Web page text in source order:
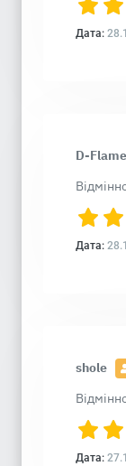
Дата:
D-Flame
Дата:
shole
Дата: